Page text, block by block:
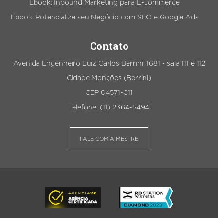
Ebook: Inbound Marketing para E-commerce
Ebook: Potencialize seu Negócio com SEO e Google Ads
Contato
Avenida Engenheiro Luiz Carlos Berrini, 1681 - sala 111 e 112
Cidade Monções (Berrini)
CEP 04571-011
Telefone: (11) 2364-5494
FALE COM A MESTRE